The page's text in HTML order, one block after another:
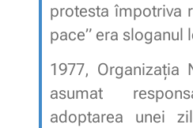
protesta împotriva
pace” era sloganul
1977, Organizaţia
asumat
adoptarea unei